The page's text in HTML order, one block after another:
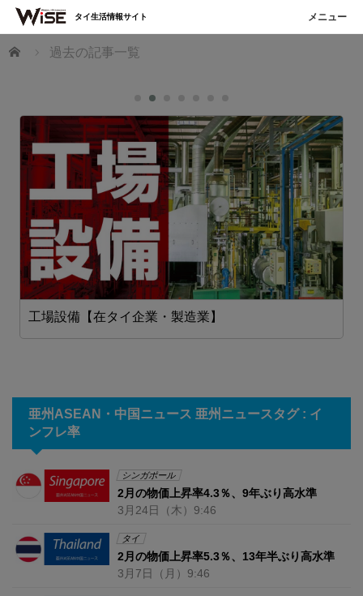
ホーム 過去の記事一覧
工場設備【在タイ企業・製造業】
亜州ASEAN・中国ニュース 亜州ニュースタグ : イ
ンフレ率
シンガポール
2月の物価上昇率4.3％、9年ぶり高水準
3月24日 （木） 9:46
タイ
2月の物価上昇率5.3％、13年半ぶり高水準
3月7日 （月） 9:46
タイ生活情報サイト